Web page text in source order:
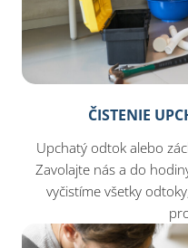
ČISTENIE
Upchatý odtok alebo
Zavolajte nás a do
vyčistíme všetky